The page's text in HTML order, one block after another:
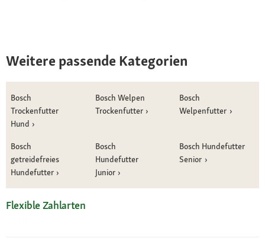
Weitere passende Kategorien
Bosch
Trockenfutter
Hund
Bosch Welpen
Trockenfutter
Bosch
Welpenfutter
Bosch
getreidefreies
Hundefutter
Bosch
Hundefutter
Junior
Bosch Hundefutter
Senior
Flexible Zahlarten